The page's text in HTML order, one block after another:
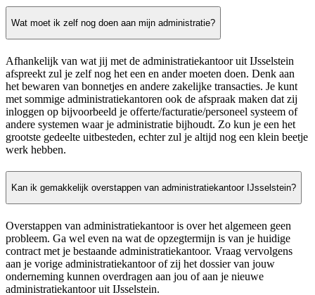
Wat moet ik zelf nog doen aan mijn administratie?
Afhankelijk van wat jij met de administratiekantoor uit IJsselstein
afspreekt zul je zelf nog het een en ander moeten doen. Denk aan
het bewaren van bonnetjes en andere zakelijke transacties. Je kunt
met sommige administratiekantoren ook de afspraak maken dat zij
inloggen op bijvoorbeeld je offerte/facturatie/personeel systeem of
andere systemen waar je administratie bijhoudt. Zo kun je een het
grootste gedeelte uitbesteden, echter zul je altijd nog een klein beetje
werk hebben.
Kan ik gemakkelijk overstappen van administratiekantoor IJsselstein?
Overstappen van administratiekantoor is over het algemeen geen
probleem. Ga wel even na wat de opzegtermijn is van je huidige
contract met je bestaande administratiekantoor. Vraag vervolgens
aan je vorige administratiekantoor of zij het dossier van jouw
onderneming kunnen overdragen aan jou of aan je nieuwe
administratiekantoor uit IJsselstein.